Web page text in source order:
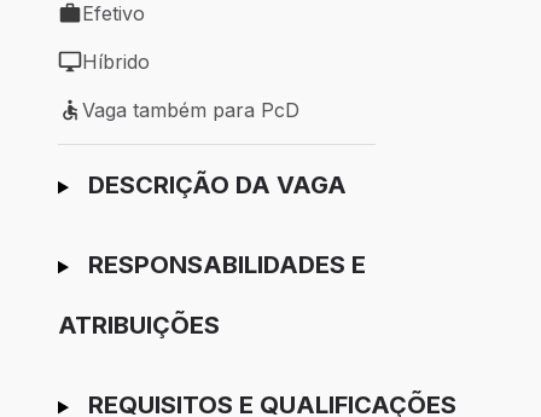
Tipo de vaga: Efetivo
Efetivo
Modelo de trabalho: Híbrido
Híbrido
Vaga também para PcD
Vaga também para PcD
Ir para candidatura
DESCRIÇÃO DA VAGA
RESPONSABILIDADES E
ATRIBUIÇÕES
REQUISITOS E QUALIFICAÇÕES